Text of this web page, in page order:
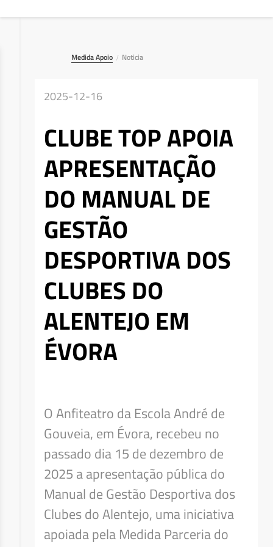
Medida Apoio / Noticia
2025-12-16
CLUBE TOP APOIA
APRESENTAÇÃO
DO MANUAL DE
GESTÃO
DESPORTIVA DOS
CLUBES DO
ALENTEJO EM
ÉVORA
O Anfiteatro da Escola André de
Gouveia, em Évora, recebeu no
passado dia 15 de dezembro de
2025 a apresentação pública do
Manual de Gestão Desportiva dos
Clubes do Alentejo, uma iniciativa
apoiada pela Medida Parceria do
Deseja apagar o ficheiro?